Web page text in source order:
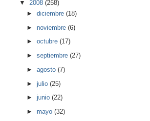
▼ 2008 (258)
►diciembre(18)
►noviembre(6)
►octubre(17)
►septiembre(27)
►agosto(7)
►julio(25)
►junio(22)
►mayo(32)